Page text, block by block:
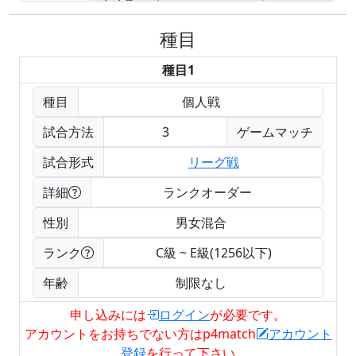
種目
種目1
種目
個人戦
試合方法
3
ゲームマッチ
試合形式
リーグ戦
詳細
ランクオーダー
性別
男女混合
ランク
C級 ~ E級(1256以下)
年齢
制限なし
申し込みには
ログインが必要です。
アカウントをお持ちでない方はp4match
アカウント